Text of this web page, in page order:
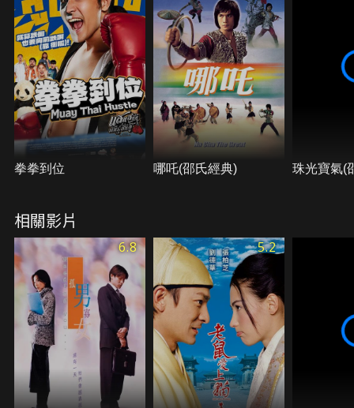
拳拳到位 哪吒(邵氏經典) 珠光寶氣(
相關影片
6.8 5.2